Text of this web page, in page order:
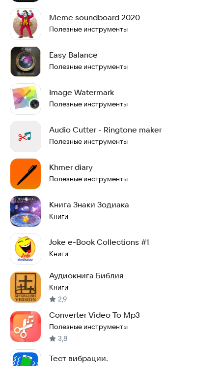
Meme soundboard 2020
Полезные инструменты
Easy Balance
Полезные инструменты
Image Watermark
Полезные инструменты
Audio Cutter - Ringtone maker
Полезные инструменты
Khmer diary
Полезные инструменты
Книга Знаки Зодиака
Книги
Joke e-Book Collections #1
Книги
Аудиокнига Библия
Книги
2,9
Converter Video To Mp3
Полезные инструменты
3,8
Тест вибрации.